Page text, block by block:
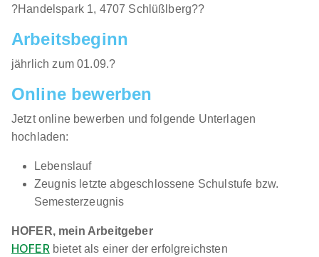
Lehrling im Einzelhandel (m/w/d) Ötztaler Höhe
9, 6430 Ötztal-Bahnhof
01.09.2026
6430 Ötztal-Bahnhof
KG
?Handelspark 1, 4707 Schlüßlberg??
Arbeitsbeginn
jährlich zum 01.09.?
Online bewerben
Jetzt online bewerben und folgende Unterlagen
hochladen:
Lebenslauf
Zeugnis letzte abgeschlossene Schulstufe bzw.
Semesterzeugnis
HOFER, mein Arbeitgeber
HOFER bietet als einer der erfolgreichsten